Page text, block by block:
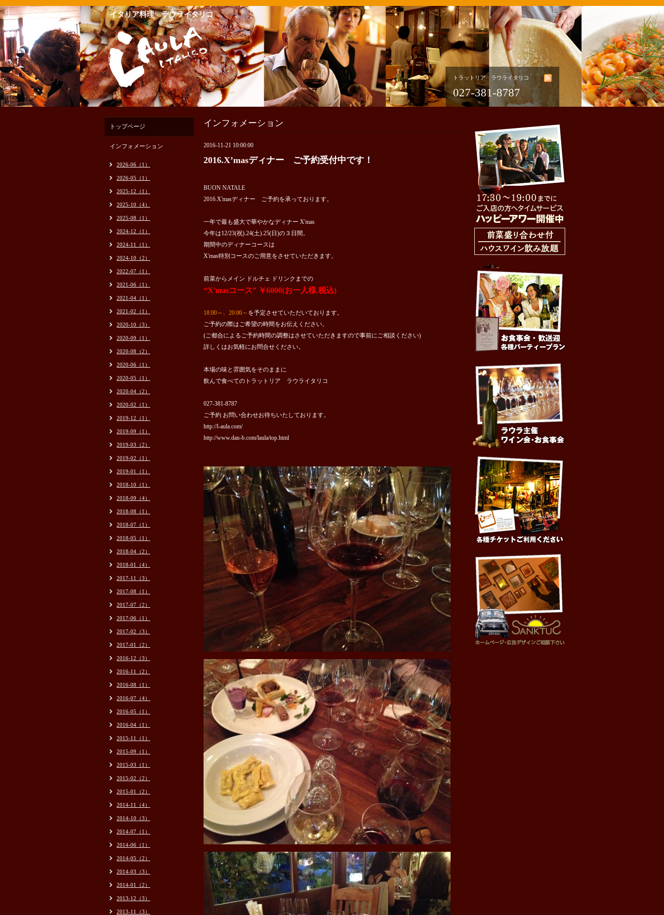
トラットリア ラウライタリコ
027-381-8787
イタリア料理 ラウライタリコ
インフォメーション
2016-11-21 10:00:00
2016.X’masディナー ご予約受付中です！
BUON NATALE
2016.X'masディナー ご予約を承っております。
一年で最も盛大で華やかなディナー X'mas
今年は12/23(祝).24(土).25(日)の３日間。
期間中のディナーコースは
X'mas特別コースのご用意をさせていただきます。
前菜からメイン ドルチェ ドリンクまでの
“X'masコース” ￥6000(お一人様.税込)
18:00～、20:00～ を予定させていただいております。
ご予約の際はご希望の時間をお伝えください。
(ご都合によるご予約時間の調整はさせていただきますので事前にご相談ください)
詳しくはお気軽にお問合せください。
本場の味と雰囲気をそのままに
飲んで食べてのトラットリア ラウライタリコ
027-381-8787
ご予約 お問い合わせお待ちいたしております。
http://l-aula.com/
http://www.dan-b.com/laula/top.html
トップページ
インフォメーション
2026-06（1）
2026-05（1）
2025-12（1）
2025-10（4）
2025-08（1）
2024-12（1）
2024-11（1）
2024-10（2）
2022-07（1）
2021-06（1）
2021-04（1）
2021-02（1）
2020-10（3）
2020-09（1）
2020-08（2）
2020-06（1）
2020-05（1）
2020-04（2）
2020-02（1）
2019-12（1）
2019-09（1）
2019-03（2）
2019-02（1）
2019-01（1）
2018-10（1）
2018-09（4）
2018-08（1）
2018-07（1）
2018-05（1）
2018-04（2）
2018-01（4）
2017-11（3）
2017-08（1）
2017-07（2）
2017-06（1）
2017-02（3）
2017-01（2）
2016-12（3）
2016-11（2）
2016-08（1）
2016-07（4）
2016-05（1）
2016-04（1）
2015-11（1）
2015-09（1）
2015-03（1）
2015-02（2）
2015-01（2）
2014-11（4）
2014-10（3）
2014-07（1）
2014-06（1）
2014-05（2）
2014-03（3）
2014-01（2）
2013-12（3）
2013-11（3）